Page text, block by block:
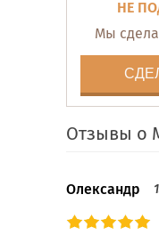
НЕ
Мы
Отзывы о
Олександр